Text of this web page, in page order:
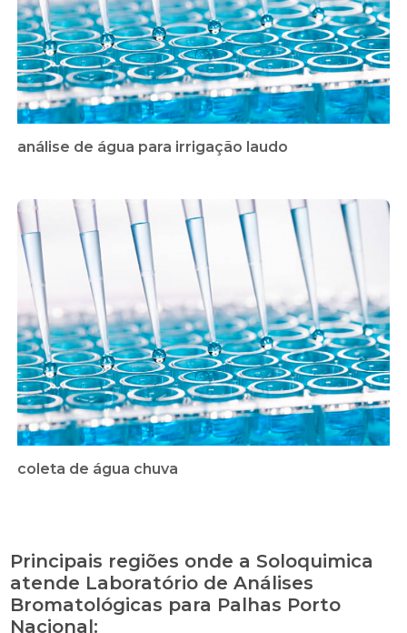
análise de água para irrigação laudo
coleta de água chuva
Principais regiões onde a Soloquimica
atende Laboratório de Análises
Bromatológicas para Palhas Porto
Nacional: